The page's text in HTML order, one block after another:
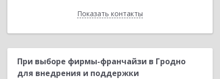
Показать контакты
Назад
При выборе фирмы-франчайзи в Гродно
для внедрения и поддержки